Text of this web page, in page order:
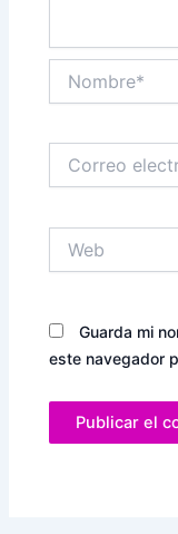
electrónico*
Guarda mi
este navegador